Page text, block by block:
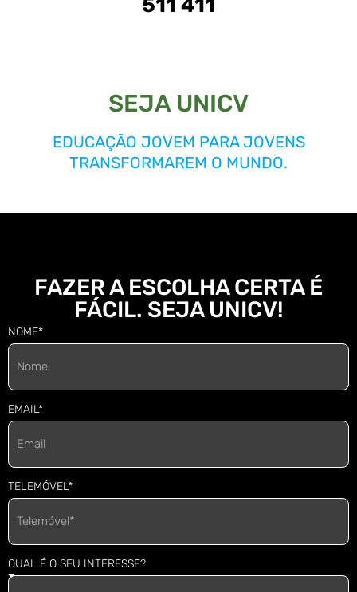
511 411
SEJA UNICV
EDUCAÇÃO JOVEM PARA JOVENS
TRANSFORMAREM O MUNDO.
FAZER A ESCOLHA CERTA É
FÁCIL. SEJA UNICV!
NOME*
EMAIL*
TELEMÓVEL*
QUAL É O SEU INTERESSE?